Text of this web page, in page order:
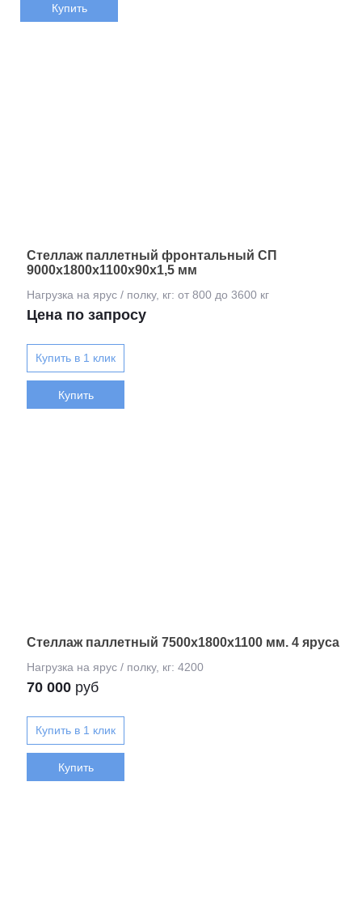
Купить
Стеллаж паллетный фронтальный СП
9000х1800х1100х90х1,5 мм
Цена по запросу
Купить
Стеллаж паллетный 7500х1800х1100 мм. 4 яруса
70 000 руб
Купить